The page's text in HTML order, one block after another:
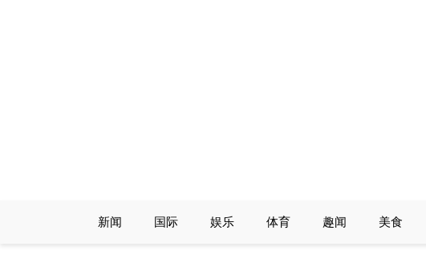
新闻 国际 娱乐 体育 趣闻 美食